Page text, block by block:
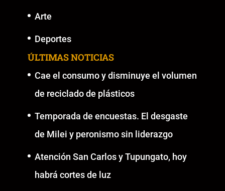
Arte
Deportes
ÚLTIMAS NOTICIAS
Cae el consumo y disminuye el volumen
de reciclado de plásticos
Temporada de encuestas. El desgaste
de Milei y peronismo sin liderazgo
Atención San Carlos y Tupungato, hoy
habrá cortes de luz